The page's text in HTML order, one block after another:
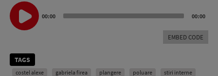
Audio
Player
00:00 00:00
EMBED CODE
TAGS
costel alexe gabriela firea plangere poluare stiri interne